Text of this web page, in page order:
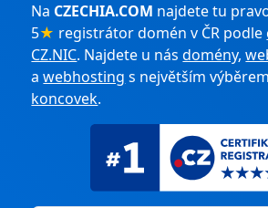
Na CZECHIA.COM najdete tu
5★ registrátor domén v ČR podle
CZ.NIC. Najdete u násdomény,
awebhosting s největším
koncovek.